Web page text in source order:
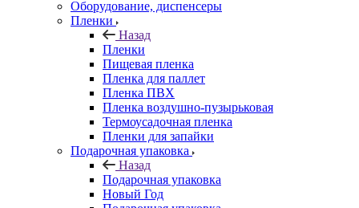
Оборудование, диспенсеры
Пленки
Назад
Пленки
Пищевая пленка
Пленка для паллет
Пленка ПВХ
Пленка воздушно-пузырьковая
Термоусадочная пленка
Пленки для запайки
Подарочная упаковка
Назад
Подарочная упаковка
Новый Год